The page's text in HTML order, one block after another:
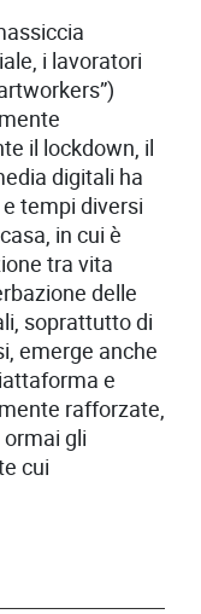
i lavoratori
il lockdown, il
digitali ha
tempi diversi
in cui è
tra vita
delle
soprattutto di
emerge anche
e
rafforzate,
gli
cui